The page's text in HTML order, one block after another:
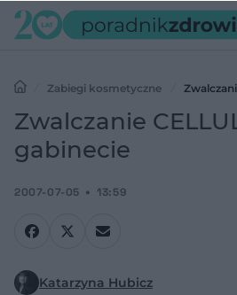
Zabiegi kosmetyczne
Zwalczanie
gabinecie
2007-07-05 13:59
Katarzyna Hubicz